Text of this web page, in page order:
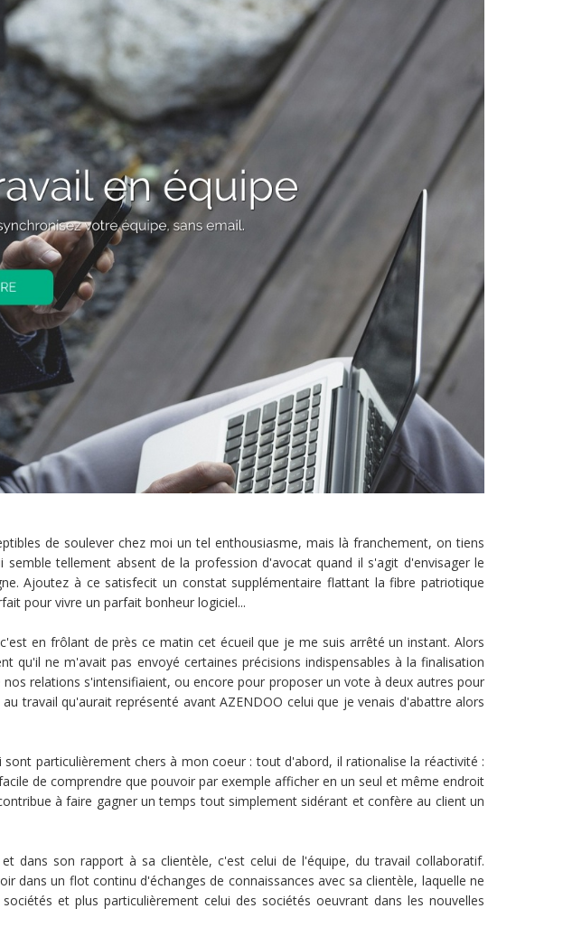
de soulever chez moi un tel enthousiasme, mais là franchement, on tiens
tellement absent de la profession d'avocat quand il s'agit d'envisager le
Ajoutez à ce satisfecit un constat supplémentaire flattant la fibre patriotique
pour vivre un parfait bonheur logiciel...
en frôlant de près ce matin cet écueil que je me suis arrêté un instant. Alors
ne m'avait pas envoyé certaines précisions indispensables à la finalisation
relations s'intensifiaient, ou encore pour proposer un vote à deux autres pour
travail qu'aurait représenté avant AZENDOO celui que je venais d'abattre alors
particulièrement chers à mon coeur : tout d'abord, il rationalise la réactivité :
de comprendre que pouvoir par exemple afficher en un seul et même endroit
à faire gagner un temps tout simplement sidérant et confère au client un
dans son rapport à sa clientèle, c'est celui de l'équipe, du travail collaboratif.
dans un flot continu d'échanges de connaissances avec sa clientèle, laquelle ne
et plus particulièrement celui des sociétés oeuvrant dans les nouvelles